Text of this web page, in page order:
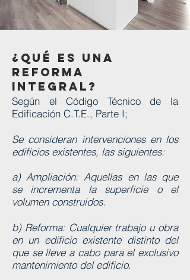
¿Qué es una
reforma
integral?
Según el Código Técnico de la
Edificación C.T.E., Parte I;​
Se consideran intervenciones en los
edificios existentes, las siguientes:
a) Ampliación: Aquellas en las que
se incrementa la superficie o el
volumen construidos.
b) Reforma: Cualquier trabajo u obra
en un edificio existente distinto del
que se lleve a cabo para el exclusivo
mantenimiento del edificio.